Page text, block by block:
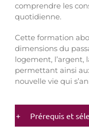
comprendre les
quotidienne.
Cette formation
dimensions du
logement, l’argent,
permettant ainsi
nouvelle vie qui
Prérequis et